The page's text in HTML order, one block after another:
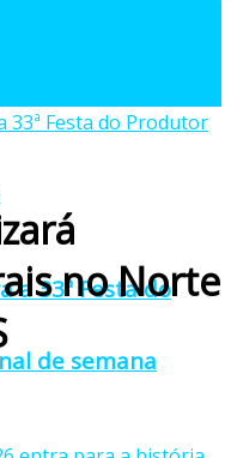
Itaipava
a 33ª Festa do
de semana
no Norte